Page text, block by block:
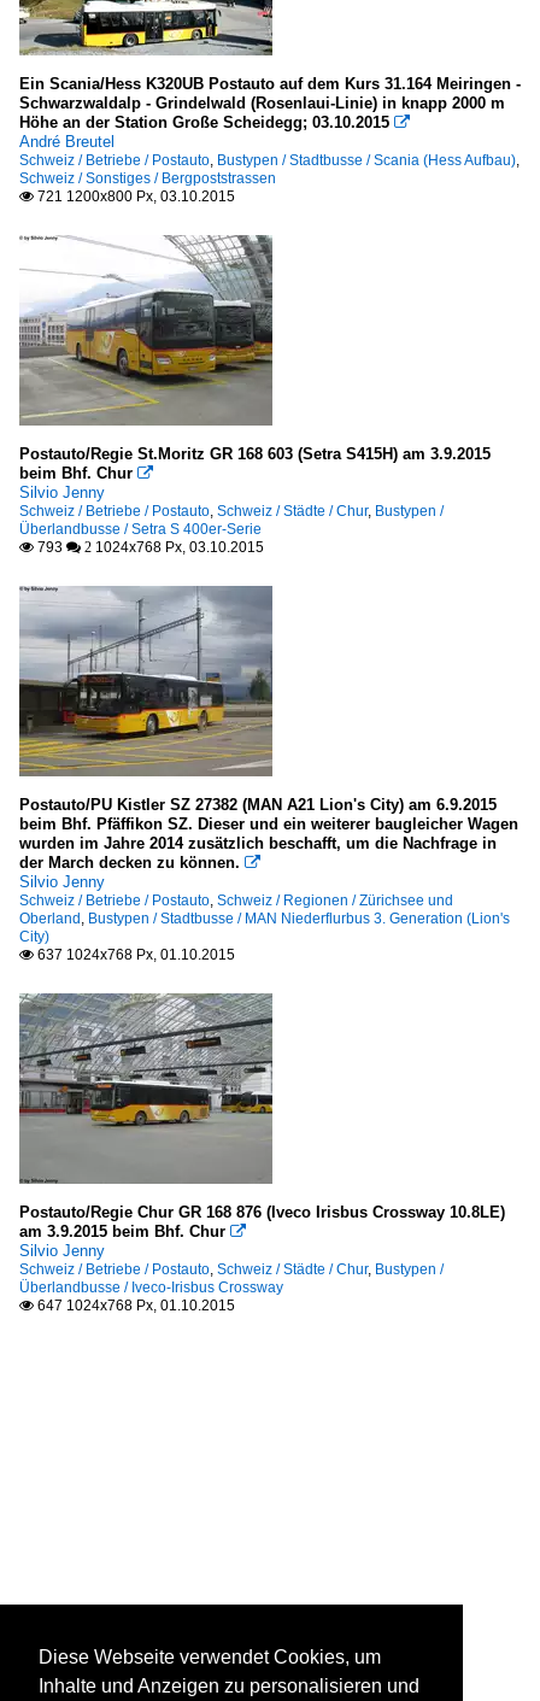
Ein Scania/Hess K320UB Postauto auf dem Kurs 31.164 Meiringen -
Schwarzwaldalp - Grindelwald (Rosenlaui-Linie) in knapp 2000 m
Höhe an der Station Große Scheidegg; 03.10.2015 
André Breutel
Schweiz / Betriebe / Postauto, Bustypen / Stadtbusse / Scania (Hess Aufbau),
Schweiz / Sonstiges / Bergpoststrassen
 721 1200x800 Px, 03.10.2015
Postauto/Regie St.Moritz GR 168 603 (Setra S415H) am 3.9.2015
beim Bhf. Chur 
Silvio Jenny
Schweiz / Betriebe / Postauto, Schweiz / Städte / Chur, Bustypen /
Überlandbusse / Setra S 400er-Serie
 793  2 1024x768 Px, 03.10.2015
Postauto/PU Kistler SZ 27382 (MAN A21 Lion's City) am 6.9.2015
beim Bhf. Pfäffikon SZ. Dieser und ein weiterer baugleicher Wagen
wurden im Jahre 2014 zusätzlich beschafft, um die Nachfrage in
der March decken zu können. 
Silvio Jenny
Schweiz / Betriebe / Postauto, Schweiz / Regionen / Zürichsee und
Oberland, Bustypen / Stadtbusse / MAN Niederflurbus 3. Generation (Lion's
City)
 637 1024x768 Px, 01.10.2015
Postauto/Regie Chur GR 168 876 (Iveco Irisbus Crossway 10.8LE)
am 3.9.2015 beim Bhf. Chur 
Silvio Jenny
Schweiz / Betriebe / Postauto, Schweiz / Städte / Chur, Bustypen /
Überlandbusse / Iveco-Irisbus Crossway
 647 1024x768 Px, 01.10.2015
Diese Webseite verwendet Cookies, um
Inhalte und Anzeigen zu personalisieren und